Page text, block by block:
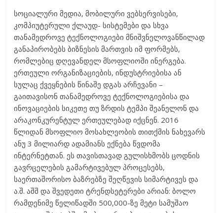
სოციალური მედია, მობილური ვებსერვისები,
კომპიუტერული ქლაუდ- სისტემები და სხვა
თანამედროვე ტექნოლოგიები მნიშვნელოვანწილად
განაპირობებს ბიზნესის მართვის იმ ფორმებს,
რომლებიც დღევანდელ მსოფლიოში ინერგება.
ერთეული ორგანიზაციების, ინდუსტრიებისა ან
სულაც ქვეყნების წინაშე დგას არჩევანი –
გაითავისონ თანამედროვე ტექნოლოგიებისა და
ინოვაციების სიკეთე თუ ზრდის ტემპი შეანელონ და
არაკონკურენტულ ერთეულებად იქცნენ. 2016
წლიდან მსოფლიო მოსახლეობის თითქმის ნახევარს
ანუ 3 მილიარდ ადამიანს ექნება წვდომა
ინტერნეტთან. ეს თავისთავად გულისხმობს ცოდნის
გავრცელების გამარტივებულ პროცესებს,
საერთაშორისო ბაზრებზე შეღწევის სიმარტივეს და
ა.შ. აშშ და შვედეთი ტრენდსეტერები არიან: ბოლო
რამდენიმე წელიწადში 500,000-ზე მეტი სამუშაო